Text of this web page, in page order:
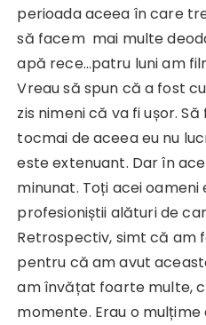
perioada aceea în care
să facem mai multe
apă rece…patru luni am
Vreau să spun că a fost
zis nimeni că va fi ușor.
tocmai de aceea eu nu
este extenuant. Dar în
minunat. Toți acei
profesioniștii alături de
Retrospectiv, simt că am
pentru că am avut
am învățat foarte multe,
momente. Erau o